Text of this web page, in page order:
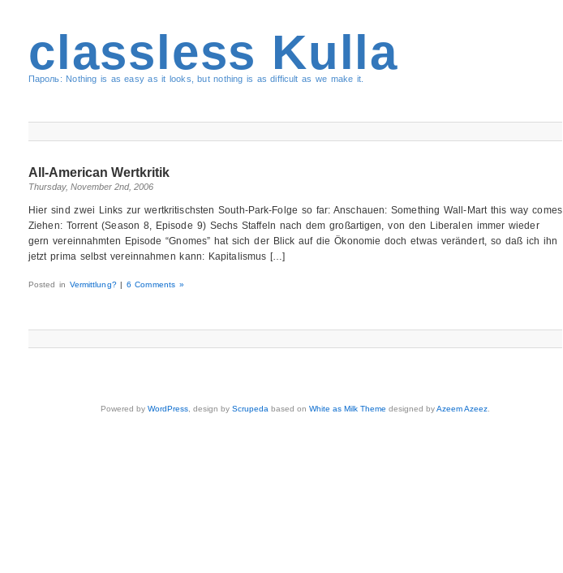
classless Kulla
Пароль: Nothing is as easy as it looks, but nothing is as difficult as we make it.
All-American Wertkritik
Thursday, November 2nd, 2006
Hier sind zwei Links zur wertkritischsten South-Park-Folge so far: Anschauen: Something Wall-Mart this way comes
Ziehen: Torrent (Season 8, Episode 9) Sechs Staffeln nach dem großartigen, von den Liberalen immer wieder
gern vereinnahmten Episode “Gnomes” hat sich der Blick auf die Ökonomie doch etwas verändert, so daß ich ihn
jetzt prima selbst vereinnahmen kann: Kapitalismus […]
Posted in Vermittlung? | 6 Comments »
Powered byWordPress , design byScrupeda based onWhite as Milk Theme designed byAzeem Azeez